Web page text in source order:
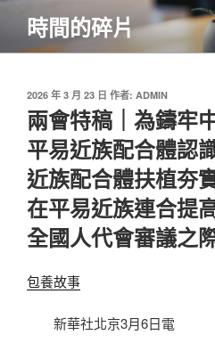
主
時間的碎片
發
佈
於
2026 年 3 月 23 日 作者: ADMIN
兩會特稿｜為鑄牢
平易近族配合體認
近族配合體扶植
在平易近族連合提
全國人代會審議之
包養故事
新華社北京3月6日電